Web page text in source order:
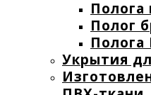
Полога
Полог
Полога
Укрытия